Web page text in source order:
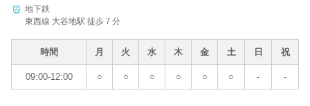
地下鉄
東西線 大谷地駅 徒歩７分
時間 月 火 水 木 金 土 日 祝
09:00-12:00 ○ ○ ○ ○ ○ ○ - -